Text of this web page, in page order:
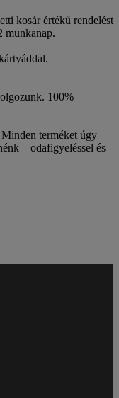
kosár értékű rendelést
munkanap.
100%
terméket úgy
– odafigyeléssel és